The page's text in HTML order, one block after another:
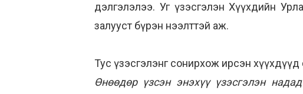
дэлгэлэлээ. Уг үзэсгэлэн Хүүхдийн
залууст бүрэн нээлттэй аж.
Тус үзэсгэлэнг сонирхож ирсэн
Өнөөдөр үзсэн энэхүү үзэсгэлэн